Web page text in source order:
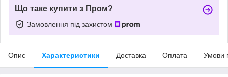
Що таке купити з Пром?
Замовлення під захистом
Опис Характеристики Доставка Оплата Умови